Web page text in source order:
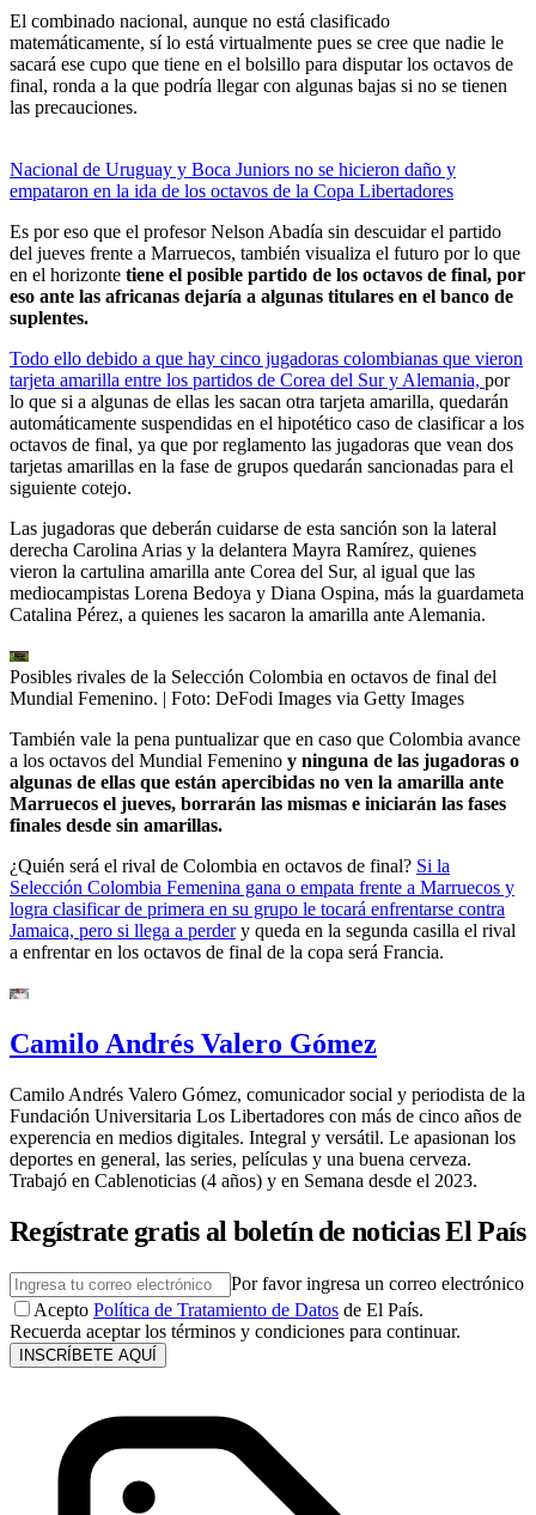
El combinado nacional, aunque no está clasificado
matemáticamente, sí lo está virtualmente pues se cree que nadie le
sacará ese cupo que tiene en el bolsillo para disputar los octavos de
final, ronda a la que podría llegar con algunas bajas si no se tienen
las precauciones.
Nacional de Uruguay y Boca Juniors no se hicieron daño y
empataron en la ida de los octavos de la Copa Libertadores
Es por eso que el profesor Nelson Abadía sin descuidar el partido
del jueves frente a Marruecos, también visualiza el futuro por lo que
en el horizonte tiene el posible partido de los octavos de final, por
eso ante las africanas dejaría a algunas titulares en el banco de
suplentes.
Todo ello debido a que hay cinco jugadoras colombianas que vieron
tarjeta amarilla entre los partidos de Corea del Sur y Alemania, por
lo que si a algunas de ellas les sacan otra tarjeta amarilla, quedarán
automáticamente suspendidas en el hipotético caso de clasificar a los
octavos de final, ya que por reglamento las jugadoras que vean dos
tarjetas amarillas en la fase de grupos quedarán sancionadas para el
siguiente cotejo.
Las jugadoras que deberán cuidarse de esta sanción son la lateral
derecha Carolina Arias y la delantera Mayra Ramírez, quienes
vieron la cartulina amarilla ante Corea del Sur, al igual que las
mediocampistas Lorena Bedoya y Diana Ospina, más la guardameta
Catalina Pérez, a quienes les sacaron la amarilla ante Alemania.
Posibles rivales de la Selección Colombia en octavos de final del
Mundial Femenino. | Foto: DeFodi Images via Getty Images
También vale la pena puntualizar que en caso que Colombia avance
a los octavos del Mundial Femenino y ninguna de las jugadoras o
algunas de ellas que están apercibidas no ven la amarilla ante
Marruecos el jueves, borrarán las mismas e iniciarán las fases
finales desde sin amarillas.
¿Quién será el rival de Colombia en octavos de final? Si la
Selección Colombia Femenina gana o empata frente a Marruecos y
logra clasificar de primera en su grupo le tocará enfrentarse contra
Jamaica, pero si llega a perdery queda en la segunda casilla el rival
a enfrentar en los octavos de final de la copa será Francia.
Camilo Andrés Valero Gómez
Camilo Andrés Valero Gómez, comunicador social y periodista de la
Fundación Universitaria Los Libertadores con más de cinco años de
experencia en medios digitales. Integral y versátil. Le apasionan los
deportes en general, las series, películas y una buena cerveza.
Trabajó en Cablenoticias (4 años) y en Semana desde el 2023.
Regístrate gratis al boletín de noticias El País
Por favor ingresa un correo electrónico
Acepto Política de Tratamiento de Datos de El País.
Recuerda aceptar los términos y condiciones para continuar.
INSCRÍBETE AQUÍ